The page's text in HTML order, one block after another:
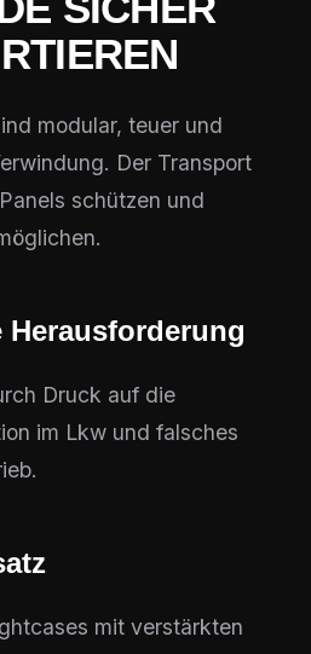
modular, teuer und
Der Transport
schützen und
Herausforderung
Druck auf die
im Lkw und falsches
mit verstärkten